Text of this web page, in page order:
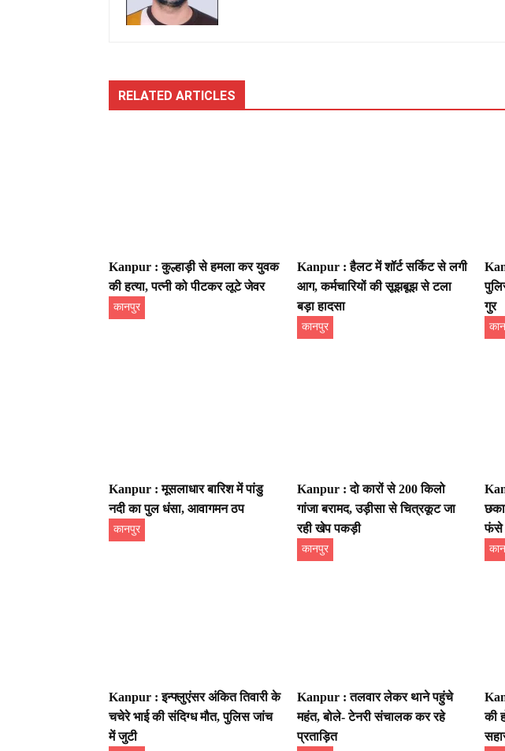
RELATED ARTICLES
Kanpur : कुल्हाड़ी से हमला कर युवक
की हत्या, पत्नी को पीटकर लूटे जेवर
कानपुर
Kanpur : हैलट में शॉर्ट सर्किट से लगी
आग, कर्मचारियों की सूझबूझ से टला
बड़ा हादसा
कानपुर
गुर
Kanpur : मूसलाधार बारिश में पांडु
नदी का पुल धंसा, आवागमन ठप
कानपुर
Kanpur : दो कारों से 200 किलो
गांजा बरामद, उड़ीसा से चित्रकूट जा
रही खेप पकड़ी
कानपुर
फंसे
Kanpur : इन्फ्लुएंसर अंकित तिवारी के
चचेरे भाई की संदिग्ध मौत, पुलिस जांच
में जुटी
Kanpur : तलवार लेकर थाने पहुंचे
महंत, बोले- टेनरी संचालक कर रहे
प्रताड़ित
की